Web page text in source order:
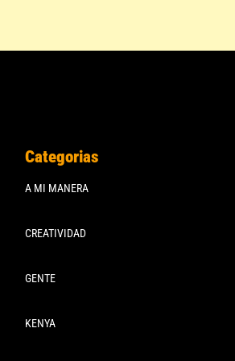
Categorias
A MI MANERA
CREATIVIDAD
GENTE
KENYA